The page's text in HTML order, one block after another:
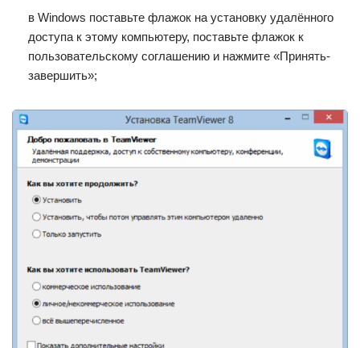
в Windows поставьте флажок на установку удалённого
доступа к этому компьютеру, поставьте флажок к
пользовательскому соглашению и нажмите «Принять-
завершить»;